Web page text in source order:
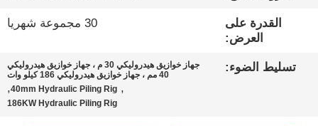
مراقبة
الجودة
القدرة على
العرض:
30 مجموعة شهريا
تسليط الضوء:
جهاز خوازيق هيدروليكي 30 م ، جهاز خوازيق هيدروليكي
40 مم ، جهاز خوازيق هيدروليكي 186 كيلو وات
,
40mm Hydraulic Piling Rig
,
186KW Hydraulic Piling Rig